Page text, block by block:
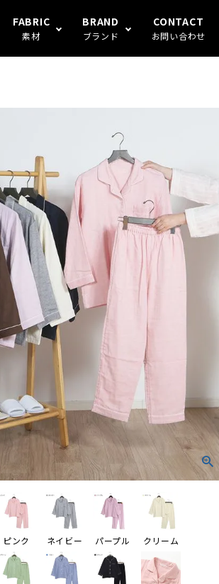
FABRIC
素材
BRAND
ブランド
CONTACT
お問い合わせ
ピンク ネイビー パープル クリーム